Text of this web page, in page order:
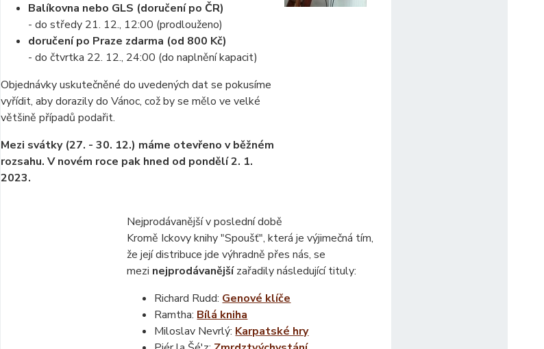
Balíkovna nebo GLS (doručení po ČR)
- do středy 21. 12., 12:00 (prodlouženo)
doručení po Praze zdarma (od 800 Kč)
- do čtvrtka 22. 12., 24:00 (do naplnění kapacit)
Objednávky uskutečněné do uvedených dat se pokusíme
vyřídit, aby dorazily do Vánoc, což by se mělo ve velké
většině případů podařit.
Mezi svátky (27. - 30. 12.) máme otevřeno v běžném
rozsahu.V novém roce pak hned od pondělí 2. 1.
2023.
Nejprodávanější v poslední době
Kromě Ickovy knihy "Spoušť", která je výjimečná tím,
že její distribuce jde výhradně přes nás, se
mezi nejprodávanějšízařadily následující tituly:
Richard Rudd: Genové klíče
Ramtha: Bílá kniha
Miloslav Nevrlý: Karpatské hry